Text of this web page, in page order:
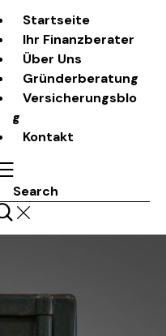
Startseite
Ihr Finanzberater
Über Uns
Gründerberatung
Versicherungsblo
g
Kontakt
Search